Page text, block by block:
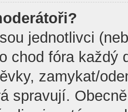
jednotlivci
chod fóra každý
zamykat/
spravují.